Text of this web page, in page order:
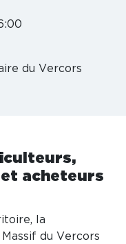
du Vercors
acheteurs
la
du Vercors